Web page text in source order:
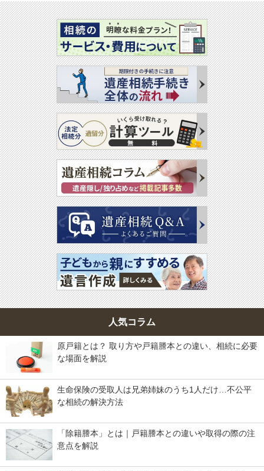
人気コラム
原戸籍とは？ 取り方や戸籍謄本との違い、相続に必要
な場面を解説
生命保険の受取人は兄弟姉妹のうち1人だけ…不公平
な相続の解決方法
「除籍謄本」とは｜戸籍謄本との違いや取得の際の注
意点を解説